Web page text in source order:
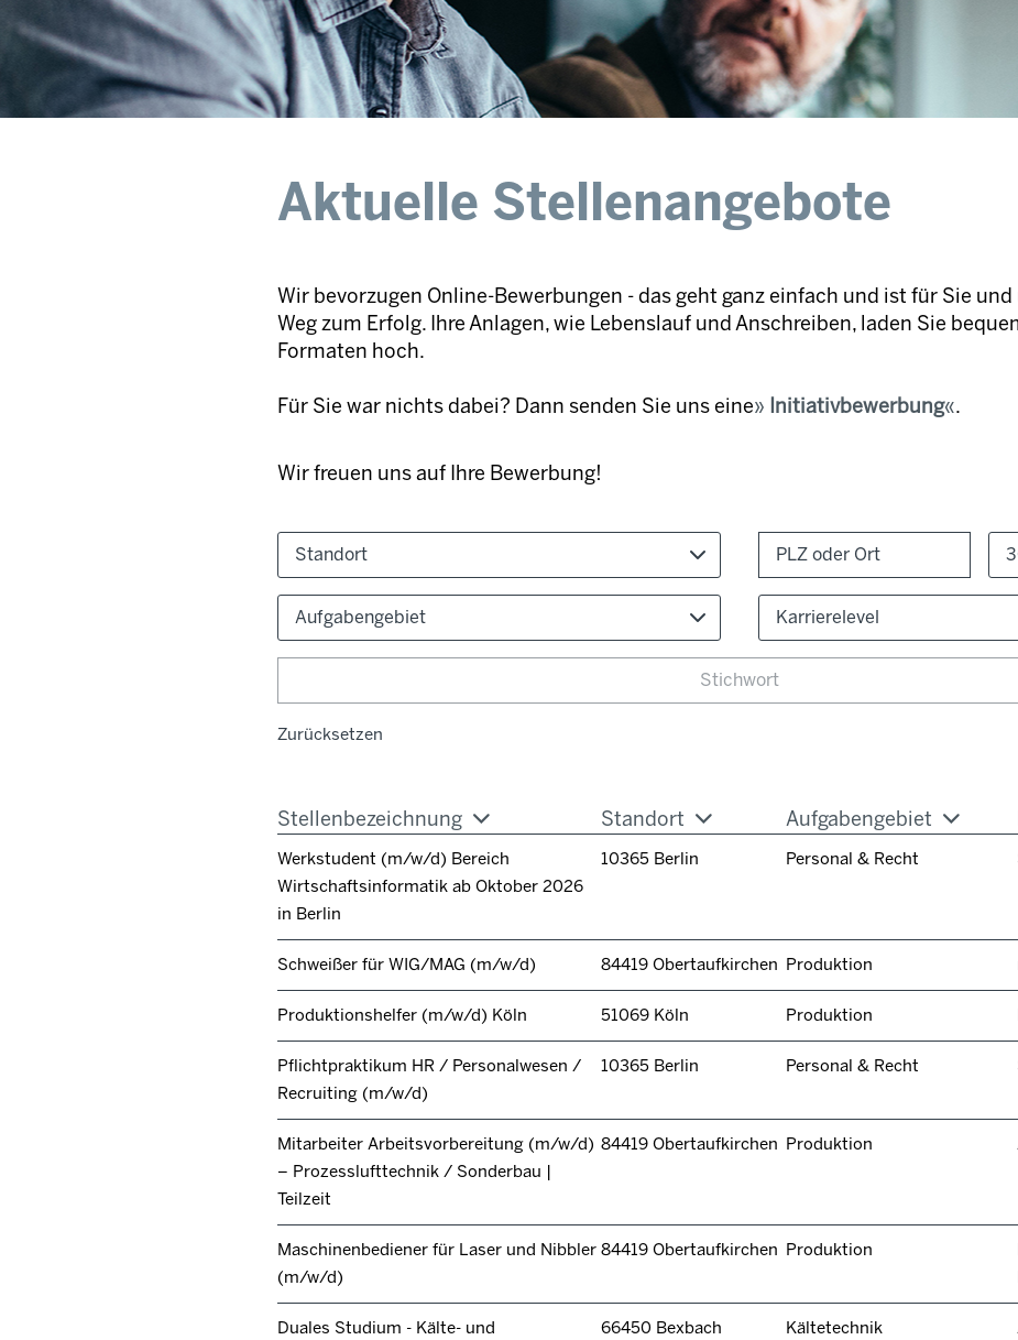
Aktuelle Stellenangebote
Wir bevorzugen Online-Bewerbungen - das geht ganz einfach und ist für Sie
Weg zum Erfolg. Ihre Anlagen, wie Lebenslauf und Anschreiben, laden Sie
Formaten hoch.
Für Sie war nichts dabei? Dann senden Sie uns eine Initiativbewerbung .
Wir freuen uns auf Ihre Bewerbung!
Standort
Aufgabengebiet Karrierelevel
Zurücksetzen
Stellenbezeichnung Standort Aufgabengebiet
Werkstudent (m/w/d) Bereich
Wirtschaftsinformatik ab Oktober 2026
in Berlin
10365 Berlin Personal & Recht
Schweißer für WIG/MAG (m/w/d) 84419 Obertaufkirchen Produktion
Produktionshelfer (m/w/d) Köln 51069 Köln Produktion
Pflichtpraktikum HR / Personalwesen /
Recruiting (m/w/d)
10365 Berlin Personal & Recht
Mitarbeiter Arbeitsvorbereitung (m/w/d)
– Prozesslufttechnik / Sonderbau |
Teilzeit
84419 Obertaufkirchen Produktion
Maschinenbediener für Laser und Nibbler
(m/w/d)
84419 Obertaufkirchen Produktion
Duales Studium - Kälte- und
66450 Bexbach Kältetechnik